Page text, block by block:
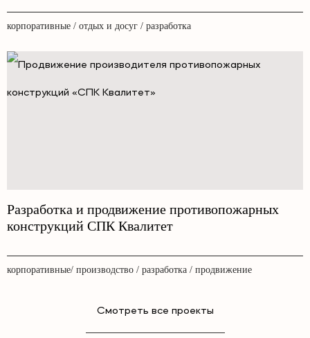
корпоративные / отдых и досуг / разработка
Разработка и продвижение противопожарных
конструкций СПК Квалитет
корпоративные/ производство / разработка / продвижение
Смотреть все проекты